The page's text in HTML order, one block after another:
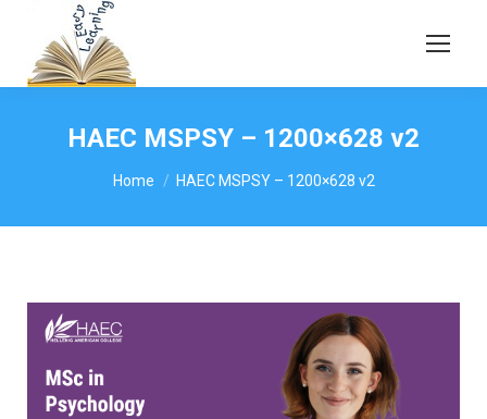
HAEC MSPSY – 1200×628 v2
You are here:
Home HAEC MSPSY – 1200×628 v2